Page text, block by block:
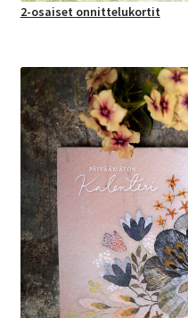
2-osaiset onnittelukortit